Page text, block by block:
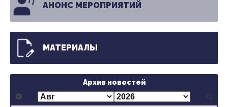
АНОНС МЕРОПРИЯТИЙ
МАТЕРИАЛЫ
Архив новостей